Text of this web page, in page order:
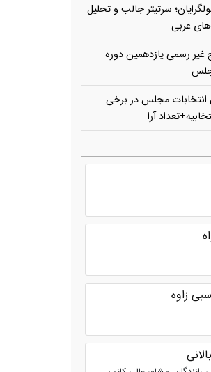
سرتیتر جالب و تحلیل
عربی
غیر رسمی یازدهمین دوره
انتخابات مجلس در برخی
آرا
زاوه